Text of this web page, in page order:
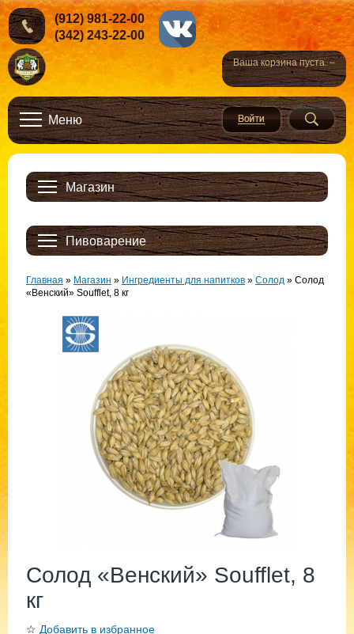
Ваша корзина пуста. –
(912) 981-22-00
(342) 243-22-00
Меню
Магазин
Пивоварение
Главная » Магазин » Ингредиенты для напитков » Солод » Солод
«Венский» Soufflet, 8 кг
Солод «Венский» Soufflet, 8
кг
☆ Добавить в избранное